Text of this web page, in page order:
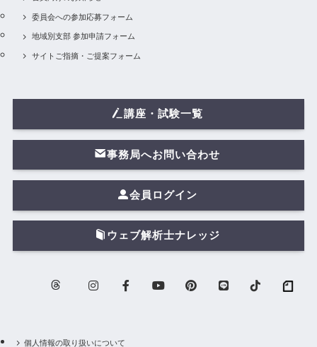
委員会への参加応募フォーム
地域別支部 参加申請フォーム
サイトご指摘・ご提案フォーム
講座・試験一覧
事務局へお問い合わせ
会員ログイン
ウェブ解析士ナレッジ
個人情報の取り扱いについて